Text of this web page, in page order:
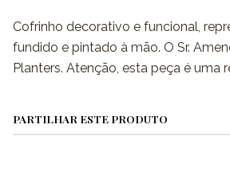
Cofrinho decorativo e funcional,
fundido e pintado à mão. O Sr.
Planters. Atenção, esta peça é uma
PARTILHAR ESTE PRODUTO